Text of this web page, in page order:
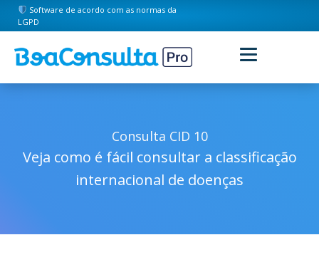
Software de acordo com as normas da
LGPD
Consulta CID 10
Veja como é fácil consultar a classificação
internacional de doenças